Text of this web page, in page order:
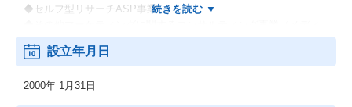
◆セルフ型リサーチASP事業
カル、リサーチなど）
設立年月日
2000年 1月31日